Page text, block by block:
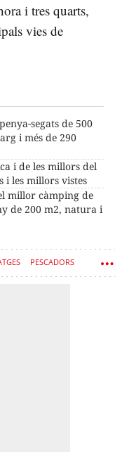
i tres quarts,
vies de
segats de 500
i més de 290
i de les millors del
i les millors vistes
millor càmping de
de 200 m2, natura i
PESCADORS